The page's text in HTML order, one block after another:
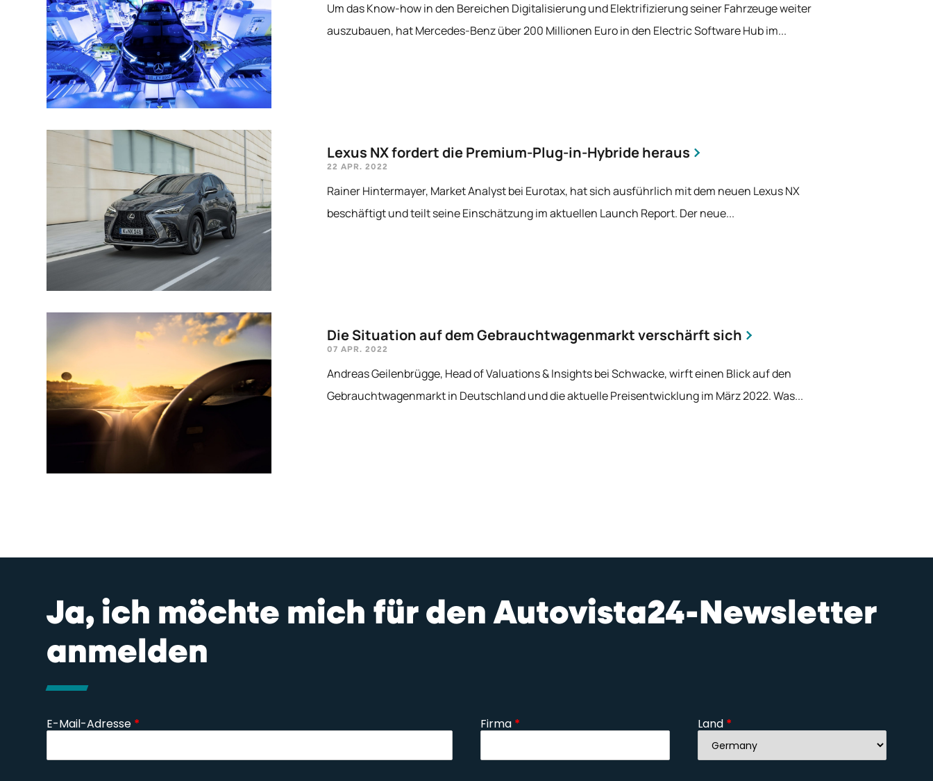
Um das Know-how in den Bereichen Digitalisierung und Elektrifizierung seiner Fahrzeuge weiter
auszubauen, hat Mercedes-Benz über 200 Millionen Euro in den Electric Software Hub im...
Lexus NX fordert die Premium-Plug-in-Hybride heraus
22 APR. 2022
Rainer Hintermayer, Market Analyst bei Eurotax, hat sich ausführlich mit dem neuen Lexus NX
beschäftigt und teilt seine Einschätzung im aktuellen Launch Report. Der neue...
Die Situation auf dem Gebrauchtwagenmarkt verschärft sich
07 APR. 2022
Andreas Geilenbrügge, Head of Valuations & Insights bei Schwacke, wirft einen Blick auf den
Gebrauchtwagenmarkt in Deutschland und die aktuelle Preisentwicklung im März 2022. Was...
Ja, ich möchte mich für den Autovista24-Newsletter
anmelden